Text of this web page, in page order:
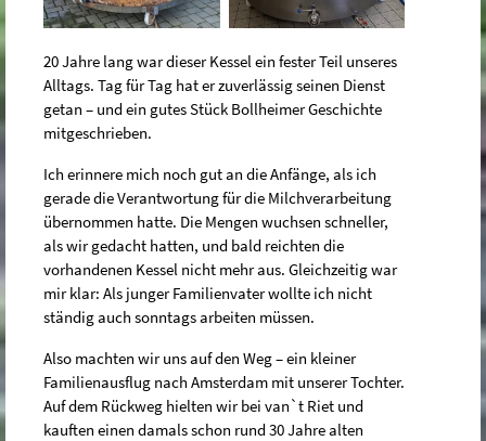
20 Jahre lang war dieser Kessel ein fester Teil unseres
Alltags. Tag für Tag hat er zuverlässig seinen Dienst
getan – und ein gutes Stück Bollheimer Geschichte
mitgeschrieben.
Ich erinnere mich noch gut an die Anfänge, als ich
gerade die Verantwortung für die Milchverarbeitung
übernommen hatte. Die Mengen wuchsen schneller,
als wir gedacht hatten, und bald reichten die
vorhandenen Kessel nicht mehr aus. Gleichzeitig war
mir klar: Als junger Familienvater wollte ich nicht
ständig auch sonntags arbeiten müssen.
Also machten wir uns auf den Weg – ein kleiner
Familienausflug nach Amsterdam mit unserer Tochter.
Auf dem Rückweg hielten wir bei van`t Riet und
kauften einen damals schon rund 30 Jahre alten